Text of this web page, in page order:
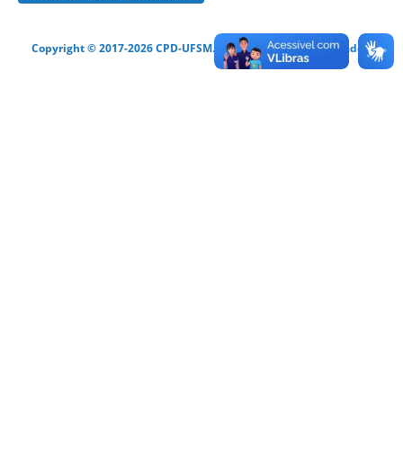
Copyright © 2017-2026 CPD-UFSM. Todos os direitos reservados.